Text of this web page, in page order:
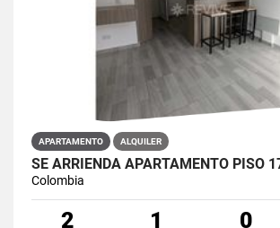
APARTAMENTO ALQUILER
Colombia
2 1 0